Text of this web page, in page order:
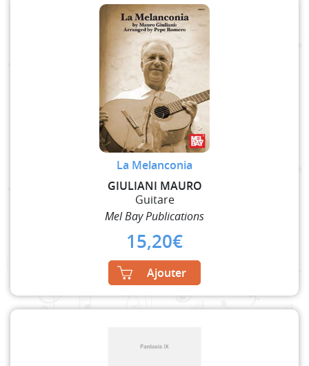
La Melanconia
GIULIANI MAURO
Guitare
Mel Bay Publications
15,20€
Ajouter